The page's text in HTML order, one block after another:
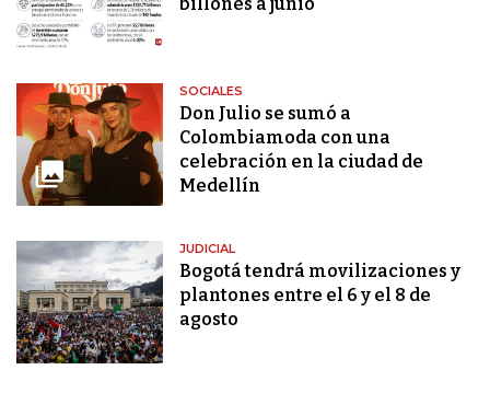
SOCIALES
Don Julio se sumó a
Colombiamoda con una
celebración en la ciudad de
Medellín
JUDICIAL
Bogotá tendrá movilizaciones y
plantones entre el 6 y el 8 de
agosto